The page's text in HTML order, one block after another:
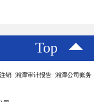
Top
销 湘潭审计报告 湘潭公司账务